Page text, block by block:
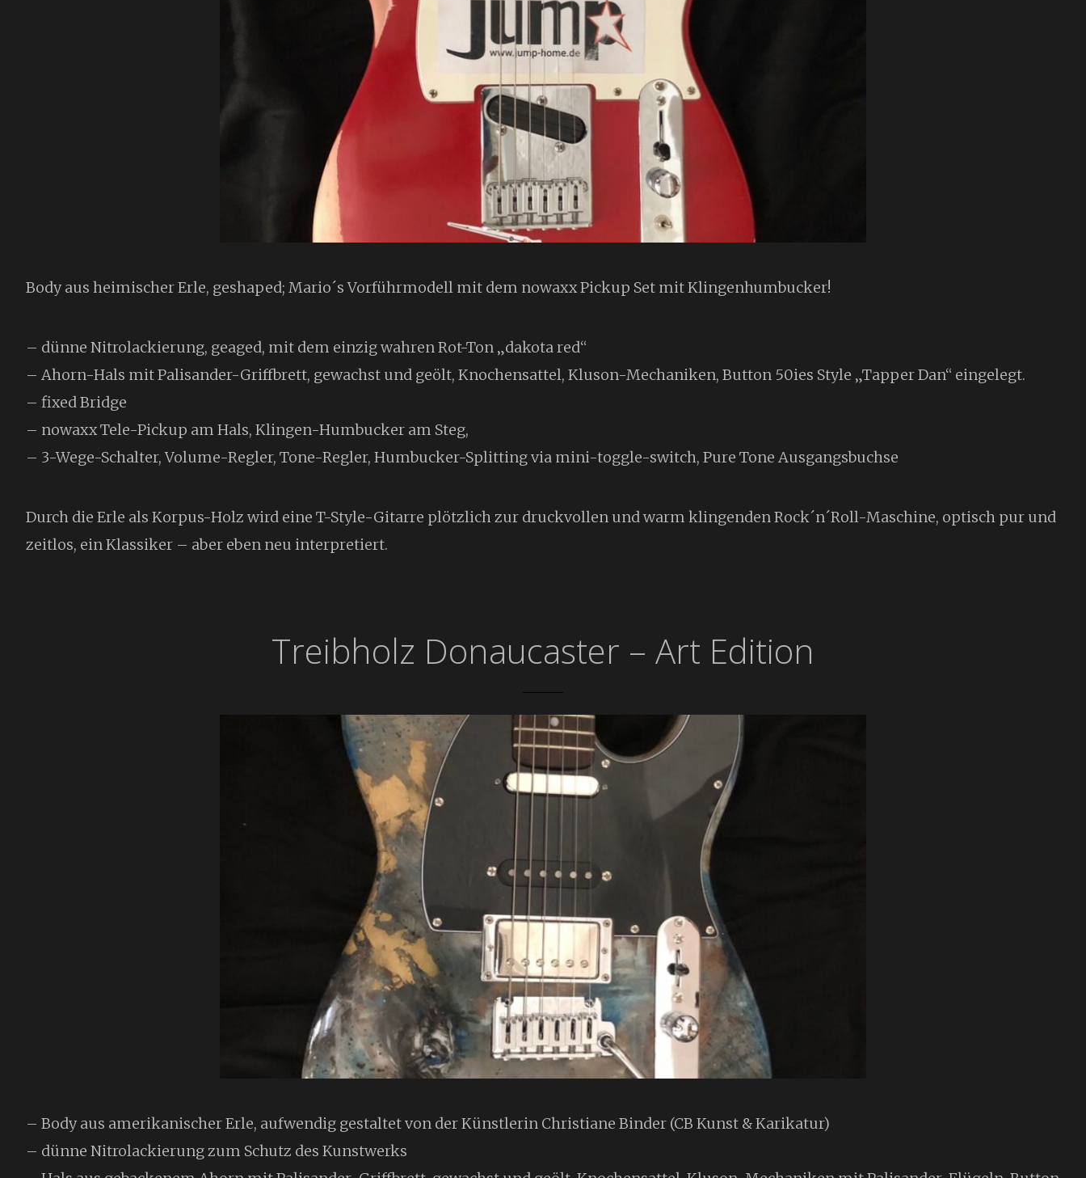
Body aus heimischer Erle, geshaped; Mario´s Vorführmodell mit dem nowaxx Pickup Set mit Klingenhumbucker!
– dünne Nitrolackierung, geaged, mit dem einzig wahren Rot-Ton „dakota red“
– Ahorn-Hals mit Palisander-Griffbrett, gewachst und geölt, Knochensattel, Kluson-Mechaniken, Button 50ies Style „Tapper Dan“ eingelegt.
– fixed Bridge
– nowaxx Tele-Pickup am Hals, Klingen-Humbucker am Steg,
– 3-Wege-Schalter, Volume-Regler, Tone-Regler, Humbucker-Splitting via mini-toggle-switch, Pure Tone Ausgangsbuchse
Durch die Erle als Korpus-Holz wird eine T-Style-Gitarre plötzlich zur druckvollen und warm klingenden Rock´n´Roll-Maschine, optisch pur und
zeitlos, ein Klassiker – aber eben neu interpretiert.
Treibholz Donaucaster – Art Edition
– Body aus amerikanischer Erle, aufwendig gestaltet von der Künstlerin Christiane Binder (CB Kunst & Karikatur)
– dünne Nitrolackierung zum Schutz des Kunstwerks